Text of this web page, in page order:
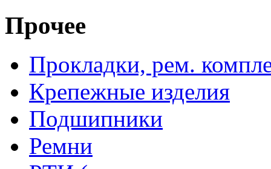
Прочее
Прокладки, рем.
Крепежные изделия
Подшипники
Ремни